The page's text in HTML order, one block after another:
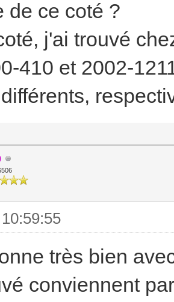
de ce coté ?
j'ai trouvé
410 et 2002-
très bien
conviennent